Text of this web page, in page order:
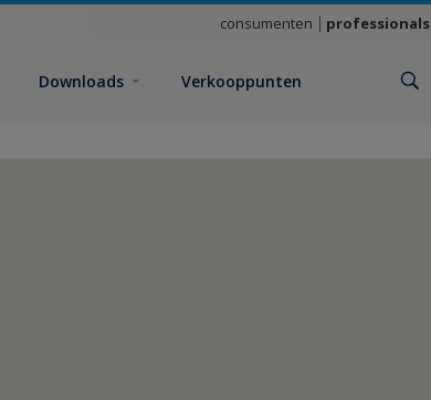
consumenten professionals
Downloads Verkooppunten